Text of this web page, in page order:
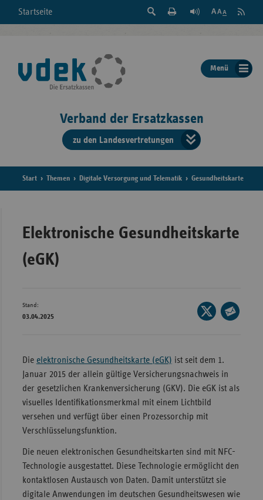
Startseite
Suche
der
Seite
Feed
Menü
Verband der Ersatzkassen
zu den Landesvertretungen
der
Bayern
Berlin/
Hessen
Start Themen Digitale Versorgung und Telematik Gesundheitskarte
Elektronische Gesundheitskarte
(eGK)
Stand:
03.04.2025
Seite
auf
teilen
Die elektronische Gesundheitskarte (eGK) ist seit dem 1.
Januar 2015 der allein gültige Versicherungsnachweis in
der gesetzlichen Krankenversicherung (GKV). Die eGK ist als
visuelles Identifikationsmerkmal mit einem Lichtbild
versehen und verfügt über einen Prozessorchip mit
Verschlüsselungsfunktion.
Die neuen elektronischen Gesundheitskarten sind mit NFC-
Technologie ausgestattet. Diese Technologie ermöglicht den
kontaktlosen Austausch von Daten. Damit unterstützt sie
digitale Anwendungen im deutschen Gesundheitswesen wie